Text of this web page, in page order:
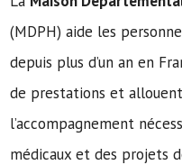
(MDPH) aide les
depuis plus d’un an en
de prestations et
l’accompagnement
médicaux et des projets